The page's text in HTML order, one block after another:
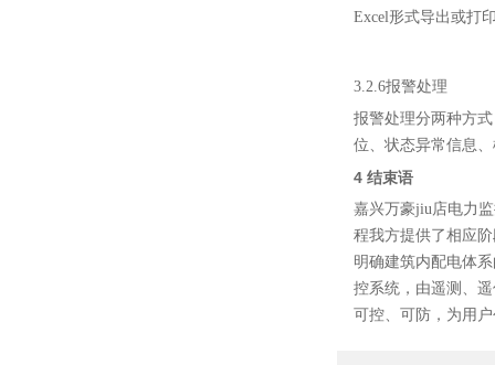
Excel形式导出或打
3.2.6报警处理
报警处理分两种方
位、状态异常信息
4 结束语
嘉兴万豪jiu店电力
程我方提供了相应
明确建筑内配电体
控系统 ，由遥测、
可控、可防，为用